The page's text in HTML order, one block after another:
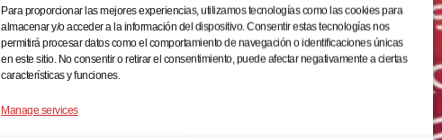
Para proporcionar las mejores experiencias, utilizamos tecnologías como las cookies para
almacenar y/o acceder a la información del dispositivo. Consentir estas tecnologías nos
permitirá procesar datos como el comportamiento de navegación o identificaciones únicas
en este sitio. No consentir o retirar el consentimiento, puede afectar negativamente a ciertas
características y funciones.
Manage services